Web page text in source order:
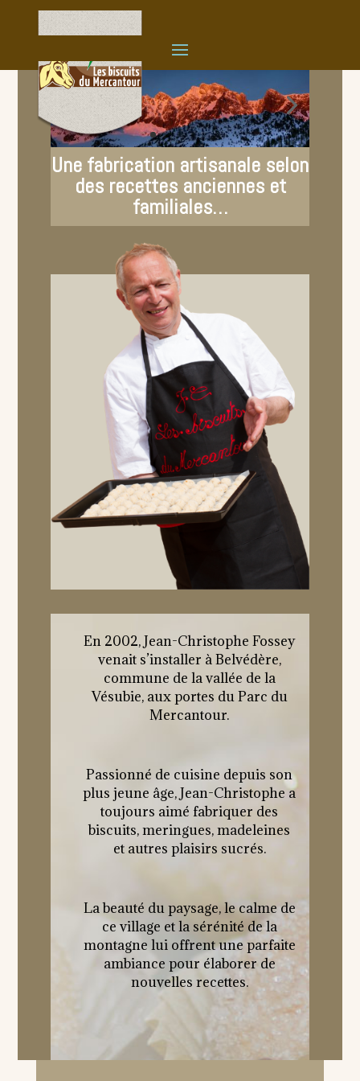
Une fabrication artisanale selon
des recettes anciennes et
familiales…
En 2002, Jean-Christophe Fossey
venait s’installer à Belvédère,
commune de la vallée de la
Vésubie, aux portes du Parc du
Mercantour.
Passionné de cuisine depuis son
plus jeune âge, Jean-Christophe a
toujours aimé fabriquer des
biscuits, meringues, madeleines
et autres plaisirs sucrés.
La beauté du paysage, le calme de
ce village et la sérénité de la
montagne lui offrent une parfaite
ambiance pour élaborer de
nouvelles recettes.